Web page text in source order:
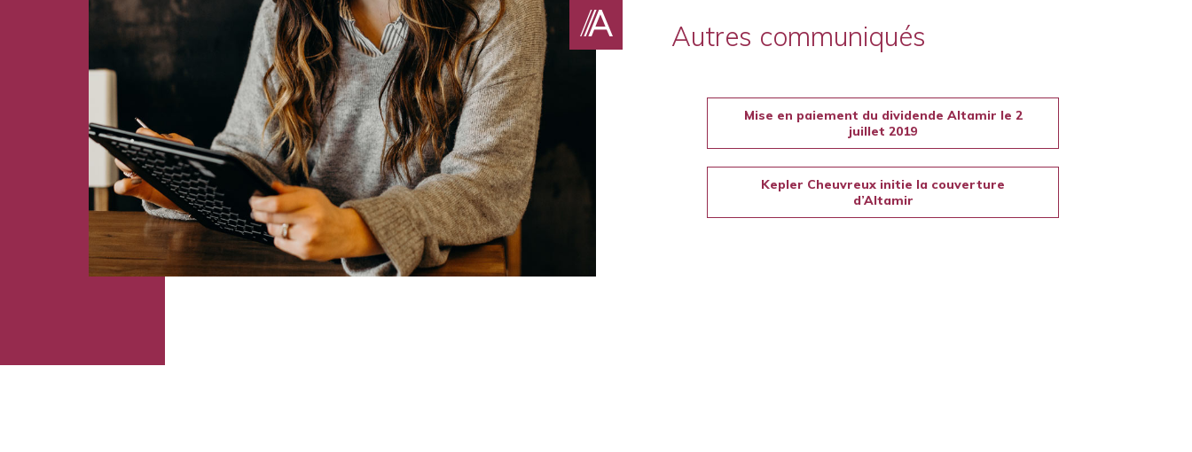
Autres communiqués
Mise en paiement du dividende Altamir le 2
juillet 2019
Kepler Cheuvreux initie la couverture
d’Altamir